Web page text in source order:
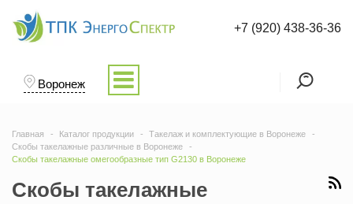
Воронеж
+7 (920) 438-36-36
Главная Каталог продукции
Такелаж и комплектующие в Воронеже
Скобы такелажные различные в Воронеже
Скобы такелажные омегообразные тип G2130 в Воронеже
Скобы такелажные